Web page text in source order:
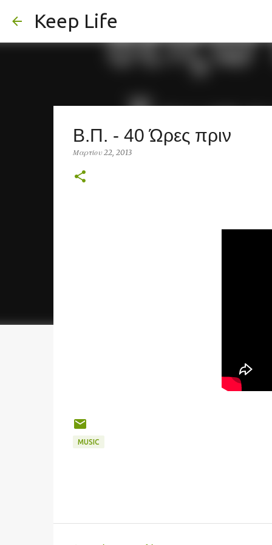
Keep Life
Β.Π. - 40 Ώρες πριν
Μαρτίου 22, 2013
MUSIC